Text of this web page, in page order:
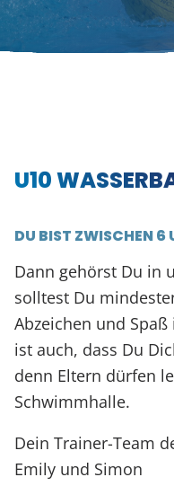
U10
DU BIST ZWISCHEN 6
Dann gehörst Du in
solltest Du
Abzeichen und
ist auch, dass Du
denn Eltern dürfen
Schwimmhalle.
Dein Trainer-Team
Emily und Simon